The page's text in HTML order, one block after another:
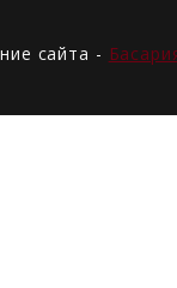
сайта -